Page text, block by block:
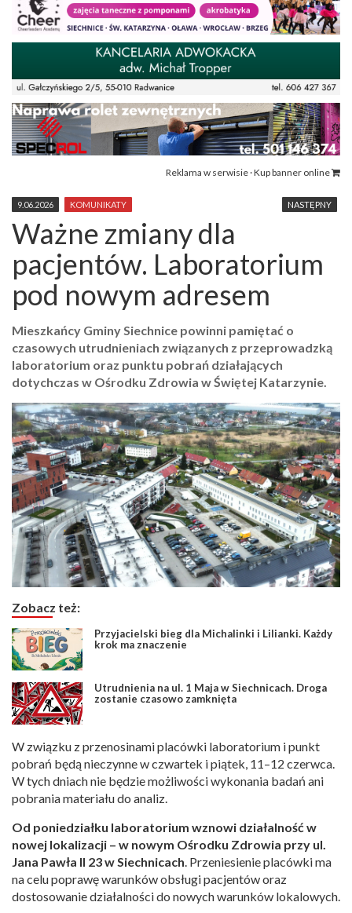
Reklama w serwisie · Kup banner online
NASTĘPNY
9.06.2026 KOMUNIKATY
Ważne zmiany dla
pacjentów. Laboratorium
pod nowym adresem
Mieszkańcy Gminy Siechnice powinni pamiętać o
czasowych utrudnieniach związanych z przeprowadzką
laboratorium oraz punktu pobrań działających
dotychczas w Ośrodku Zdrowia w Świętej Katarzynie.
Zobacz też:
Przyjacielski bieg dla Michalinki i Lilianki. Każdy
krok ma znaczenie
Utrudnienia na ul. 1 Maja w Siechnicach. Droga
zostanie czasowo zamknięta
W związku z przenosinami placówki laboratorium i punkt
pobrań będą nieczynne w czwartek i piątek, 11–12 czerwca.
W tych dniach nie będzie możliwości wykonania badań ani
pobrania materiału do analiz.
Od poniedziałku laboratorium wznowi działalność w
nowej lokalizacji – w nowym Ośrodku Zdrowia przy ul.
Jana Pawła II 23 w Siechnicach. Przeniesienie placówki ma
na celu poprawę warunków obsługi pacjentów oraz
dostosowanie działalności do nowych warunków lokalowych.